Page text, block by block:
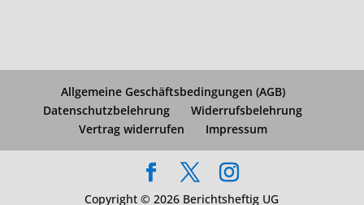
Allgemeine Geschäftsbedingungen (AGB)
Datenschutzbelehrung
Widerrufsbelehrung
Vertrag widerrufen
Impressum
Copyright © 2026 Berichtsheftig UG